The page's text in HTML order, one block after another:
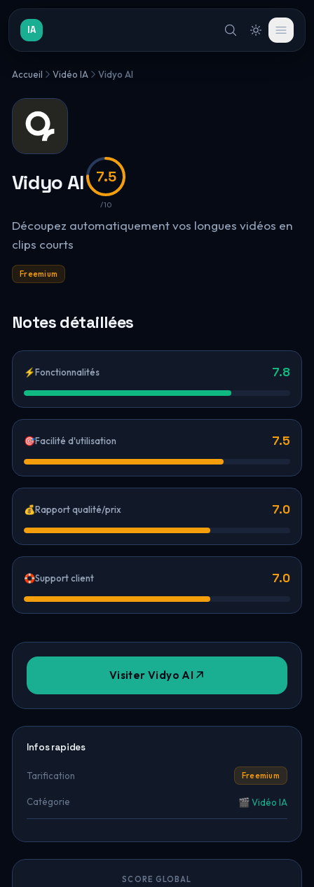
IA
Accueil Vidéo IA Vidyo AI
Vidyo AI 7.5
/10
Découpez automatiquement vos longues vidéos en
clips courts
Freemium
Notes détaillées
⚡Fonctionnalités 7.8
🎯Facilité d'utilisation 7.5
💰Rapport qualité/prix 7.0
🛟Support client 7.0
Visiter Vidyo AI
Infos rapides
Tarification Freemium
Catégorie 🎬 Vidéo IA
SCORE GLOBAL